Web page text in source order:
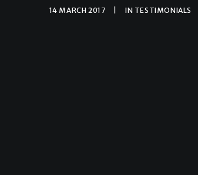
14 MARCH 2017 IN TESTIMONIALS